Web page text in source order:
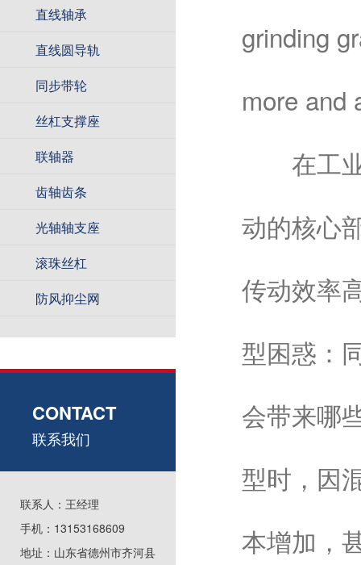
直线轴承
直线圆导轨
同步带轮
丝杠支撑座
联轴器
齿轴齿条
光轴轴支座
滚珠丝杠
防风抑尘网
CONTACT
联系我们
联系人：王经理
手机：13153168609
地址：山东省德州市齐河县
grinding
more and
在工业
动的核心
传动效率
型困惑：
会带来哪
型时，因
本增加，